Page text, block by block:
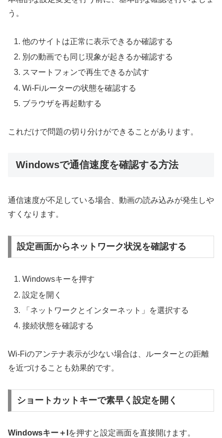
う。
他のサイトは正常に表示できるか確認する
別の動画でも同じ現象が起きるか確認する
スマートフォンで再生できるか試す
Wi-Fiルーターの状態を確認する
ブラウザを再起動する
これだけで問題の切り分けができることがあります。
Windowsで通信速度を確認する方法
通信速度が不足している場合、動画の読み込みが発生しや
すくなります。
設定画面からネットワーク状況を確認する
Windowsキーを押す
設定を開く
「ネットワークとインターネット」を選択する
接続状態を確認する
Wi-Fiのアンテナ表示が少ない場合は、ルーターとの距離
を近づけることも効果的です。
ショートカットキーで素早く設定を開く
Windowsキー＋I を押すと設定画面を直接開けます。